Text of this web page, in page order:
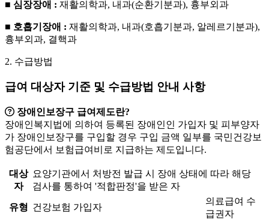
■ 심장장애 : 재활의학과, 내과(순환기분과), 흉부외과
■ 호흡기장애 : 재활의학과, 내과(호흡기분과, 알레르기분과),
흉부외과, 결핵과
2. 수급방법
급여 대상자 기준 및 수급방법 안내 사항
장애인보장구 급여제도란?
장애인복지법에 의하여 등록된 장애인인 가입자 및 피부양자
가 장애인보장구를 구입할 경우 구입 금액 일부를 국민건강보
험공단에서 보험급여비로 지급하는 제도입니다.
대상
자
요양기관에서 처방전 발급 시 장애 상태에 따라 해당
검사를 통하여 '적합판정'을 받은 자
유형 건강보험 가입자
의료급여 수
급권자